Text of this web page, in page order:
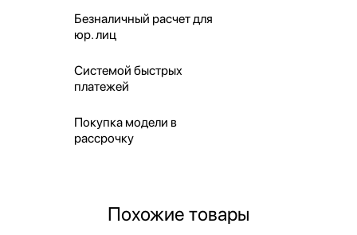
Безналичный расчет для
юр. лиц
Системой быстрых
платежей
Покупка модели в
рассрочку
Похожие товары